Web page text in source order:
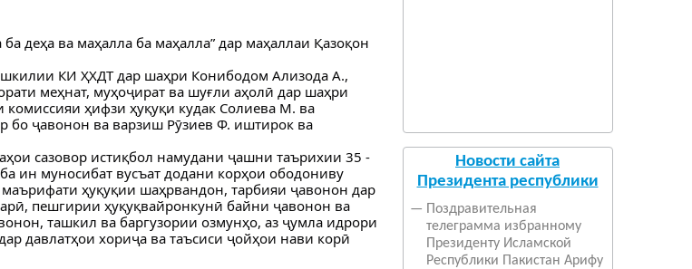
деҳа ва маҳалла ба маҳалла” дар маҳаллаи Қазоқон
КИ ҲХДТ дар шаҳри Конибодом Ализода А.,
меҳнат, муҳоҷират ва шуғли аҳолӣ дар шаҳри
ҳифзи ҳуқуқи кудак Солиева М. ва
бо ҷавонон ва варзиш Рӯзиев Ф. иштирок ва
сазовор истиқбол намудани ҷашни таърихии 35 -
ин муносибат вусъат додани корҳои ободониву
ҳуқуқии шаҳрвандон, тарбияи ҷавонон дар
пешгирии ҳуқуқвайронкунӣ байни ҷавонон ва
ташкил ва баргузории озмунҳо, аз ҷумла идрори
давлатҳои хориҷа ва таъсиси ҷойҳои нави корӣ
Новости сайта
Президента республики
—
Поздравительная
телеграмма избранному
Президенту Исламской
Республики Пакистан Арифу